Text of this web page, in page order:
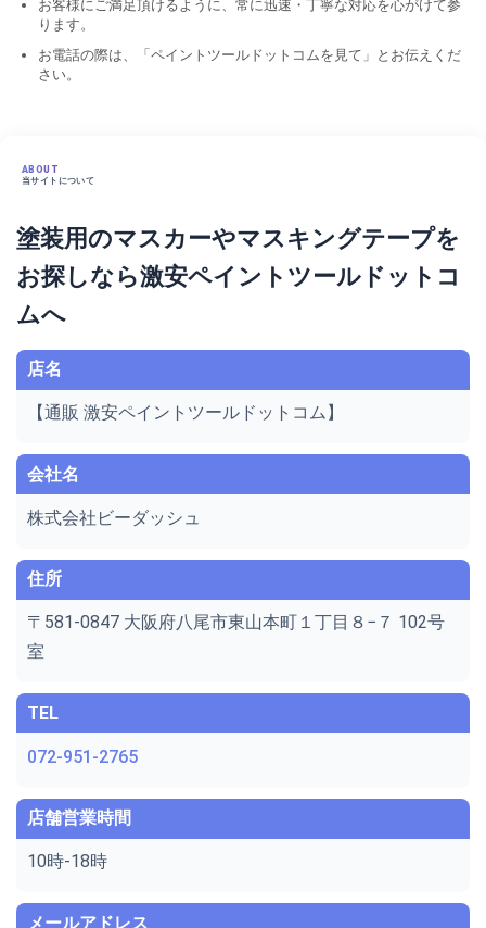
お客様にご満足頂けるように、常に迅速・丁寧な対応を心がけて参
ります。
お電話の際は、「ペイントツールドットコムを見て」とお伝えくだ
さい。
ABOUT
当サイトについて
塗装用のマスカーやマスキングテープを
お探しなら激安ペイントツールドットコ
ムへ
店名
【通販 激安ペイントツールドットコム】
会社名
株式会社ビーダッシュ
住所
〒581-0847 大阪府八尾市東山本町１丁目８−７ 102号
室
TEL
072-951-2765
店舗営業時間
10時-18時
メールアドレス